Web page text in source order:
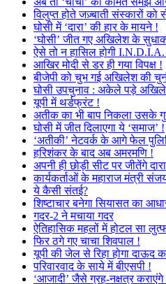
विलुप्त होते जज़्बाती संस्कारों को
घोसी में ‘दारा’ की हार के मायने !
‘घोसी’ जीत गए अखिलेश के
ऐसे तो न हासिल होगी I.N.D.I.A.
आखिर मोदी से डर ही गया विपक्ष !
बीजेपी को चुभ गई अखिलेश की
घोसी उपचुनाव : अकेले पड़े
यूपी में थर्डफ्रंट !
अतीक का भी बाप निकला उसके
घोसी में जीत दिलाएगा ये ‘समाज’ !
‘अतीकी’ नेटवर्क के आगे फेल
हरिशंकर के बाद अब अमरमणि !
अपनी ही छोड़ी सीट पर जीतेंगे
कार्यकर्ताओं के महाराज मंत्री
ये कैसी संतई?
शिष्टाचार बनेगा सियासत का
गदर-2 ने मचाया गदर
ऐतिहासिक महलों में होटल सा
फिर ठगे गए चाचा शिवपाल !
यूपी की जेल से रिहा होगा दाऊद
परिवारवाद के साये में बीएसपी !
‘आजादी’ जैसे ग्रह-नक्षत्र